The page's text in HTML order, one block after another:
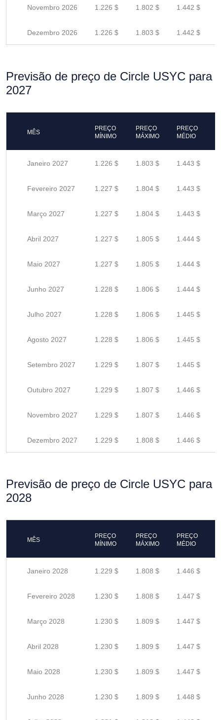
Novembro 2026 1.226 $ 1.802 $ 1.442 $
Dezembro 2026 1.226 $ 1.803 $ 1.442 $
Previsão de preço de Circle USYC para
2027
MÊS
PREÇO
MÍNIMO
PREÇO
MÁXIMO
PREÇO
MÉDIO
Janeiro 2027 1.226 $ 1.803 $ 1.443 $
Fevereiro 2027 1.227 $ 1.804 $ 1.443 $
Março 2027 1.227 $ 1.804 $ 1.443 $
Abril 2027 1.227 $ 1.805 $ 1.444 $
Maio 2027 1.227 $ 1.805 $ 1.444 $
Junho 2027 1.228 $ 1.806 $ 1.444 $
Julho 2027 1.228 $ 1.806 $ 1.445 $
Agosto 2027 1.228 $ 1.806 $ 1.445 $
Setembro 2027 1.229 $ 1.807 $ 1.445 $
Outubro 2027 1.229 $ 1.807 $ 1.446 $
Novembro 2027 1.229 $ 1.807 $ 1.446 $
Dezembro 2027 1.229 $ 1.808 $ 1.446 $
Previsão de preço de Circle USYC para
2028
MÊS
PREÇO
MÍNIMO
PREÇO
MÁXIMO
PREÇO
MÉDIO
Janeiro 2028 1.229 $ 1.808 $ 1.446 $
Fevereiro 2028 1.230 $ 1.808 $ 1.447 $
Março 2028 1.230 $ 1.809 $ 1.447 $
Abril 2028 1.230 $ 1.809 $ 1.447 $
Maio 2028 1.230 $ 1.809 $ 1.447 $
Junho 2028 1.230 $ 1.809 $ 1.448 $